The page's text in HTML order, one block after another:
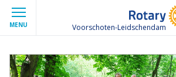
MENU Voorschoten-Leidschendam